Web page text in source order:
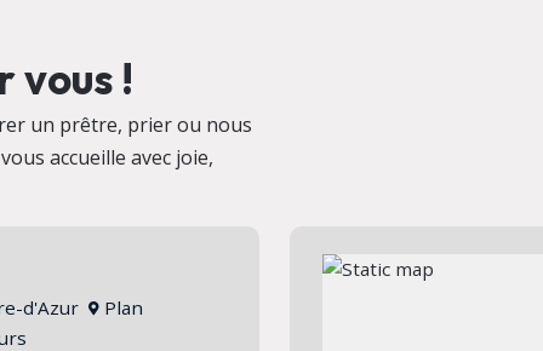
vous !
un prêtre, prier ou nous
accueille avec joie,
d'Azur
Plan